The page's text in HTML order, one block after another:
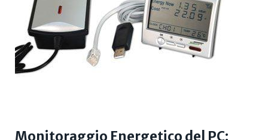
Monitoraggio Energetico del⁢ PC: